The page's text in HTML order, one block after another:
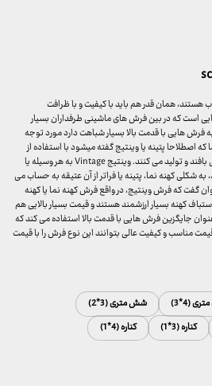
همان قدر هم باید با کیفیت و با ظرافت
است که در بین فرش های ماشینی طرفداران بسیار
فرش هایی با قدمت بالا بسیار شباهت دارد مورد توجه
اصطلاحا پتینه یا وینتیج گفته میشود با استفاده از
نقشه هایی شبیه به فرش دستباف می بافند و تولید می کنند. وینتیج Vintage به هر وسیله یا
به شکلی کهنه نما، پتینه یا فراتر از آن عتیقه به حساب می
گفت که فرش وینتیج، در واقع فرش کهنه نما یا کهنه
کهنه بسیار ارزشمند هستند و قیمت بسیار بالایی هم
جایگزین فرش هایی با قدمت بالا استفاده می کند که
مناسب و کیفیت عالی بتوانند این نوع فرش را با قیمت
(4*3)
شش متری (3*2)
کناره (3*1)
کناره (4*1)